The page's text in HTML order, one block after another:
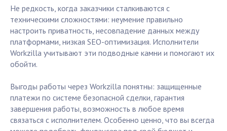
Не редкость, когда заказчики сталкиваются с
техническими сложностями: неумение правильно
настроить приватность, несовпадение данных между
платформами, низкая SEO-оптимизация. Исполнители
Workzilla учитывают эти подводные камни и помогают их
обойти.
Выгоды работы через Workzilla понятны: защищенные
платежи по системе безопасной сделки, гарантия
завершения работы, возможность в любое время
связаться с исполнителем. Особенно ценно, что вы всегда